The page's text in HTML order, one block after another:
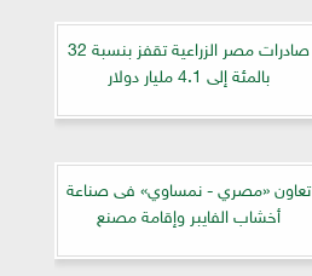
صادرات مصر الزراعية تقفز بنسبة 32
بالمئة إلى 4.1 مليار دولار
تعاون «مصري - نمساوي» فى صناعة
أخشاب الفايبر وإقامة مصنع